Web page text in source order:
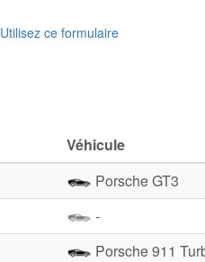
Utilisez ce formulaire
Véhicule
Porsche GT3
-
Porsche 911